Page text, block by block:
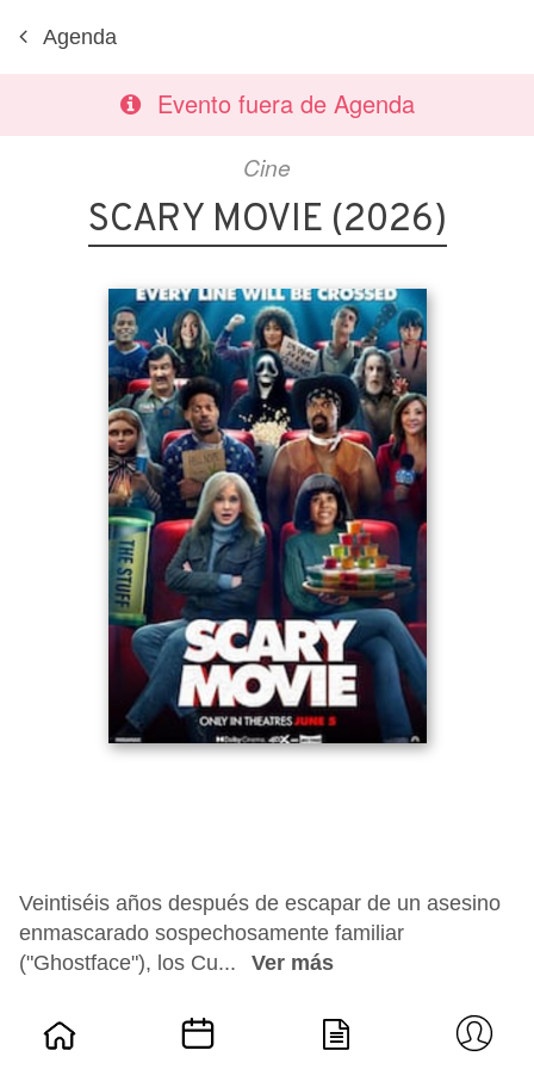
Agenda
Evento fuera de Agenda
Cine
SCARY MOVIE (2026)
Veintiséis años después de escapar de un asesino
enmascarado sospechosamente familiar
("Ghostface"), los Cu...
Ver más